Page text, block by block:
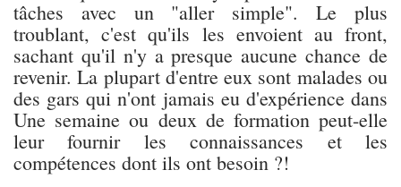
tâches avec un "aller simple". Le plus
troublant, c'est qu'ils les envoient au front,
sachant qu'il n'y a presque aucune chance de
revenir. La plupart d'entre eux sont malades ou
des gars qui n'ont jamais eu d'expérience dans
Une semaine ou deux de formation peut-elle
leur fournir les connaissances et les
compétences dont ils ont besoin ?!